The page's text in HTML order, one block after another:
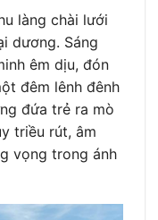
làng chài lưới
dương. Sáng
êm dịu, đón
đêm lênh đênh
đứa trẻ ra mò
triều rút, âm
vọng trong ánh